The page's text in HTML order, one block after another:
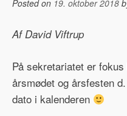
Posted on 19. oktober 2018
Af David Viftrup
På sekretariatet er
årsmødet og årsfesten
dato i kalenderen